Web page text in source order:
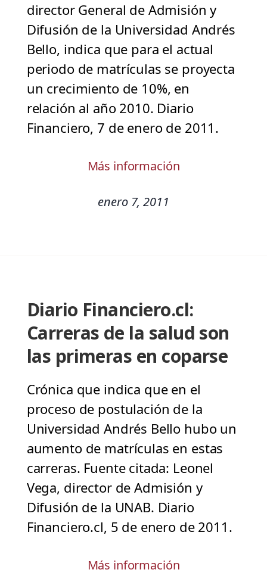
director General de Admisión y
Difusión de la Universidad Andrés
Bello, indica que para el actual
periodo de matrículas se proyecta
un crecimiento de 10%, en
relación al año 2010. Diario
Financiero, 7 de enero de 2011.
Más información
enero 7, 2011
Diario Financiero.cl:
Carreras de la salud son
las primeras en coparse
Crónica que indica que en el
proceso de postulación de la
Universidad Andrés Bello hubo un
aumento de matrículas en estas
carreras. Fuente citada: Leonel
Vega, director de Admisión y
Difusión de la UNAB. Diario
Financiero.cl, 5 de enero de 2011.
Más información